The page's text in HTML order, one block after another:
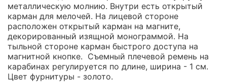
металлическую молнию. Внутри есть открытый
карман для мелочей. На лицевой стороне
расположен открытый карман на магните,
декорированный изящной монограммой. На
тыльной стороне карман быстрого доступа на
магнитной кнопке. Съемный плечевой ремень на
карабинах регулируется по длине, ширина - 1 см.
Цвет фурнитуры - золото.